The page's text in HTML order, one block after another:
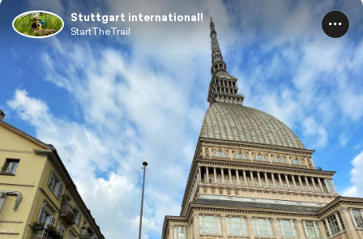
Stuttgart international!
StartTheTrail